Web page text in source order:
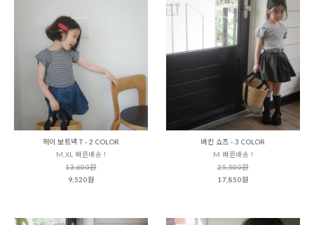
헤이 보트넥 T - 2 COLOR
M,XL 빠른배송 !
13,600원
9,520원
버킨 쇼츠 - 3 COLOR
M 빠른배송 !
25,500원
17,850원